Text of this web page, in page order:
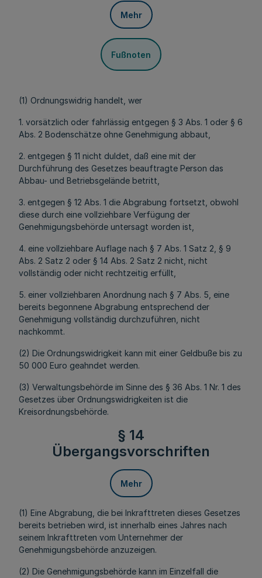
Mehr
Fußnoten
(1) Ordnungswidrig handelt, wer
1. vorsätzlich oder fahrlässig entgegen § 3 Abs. 1 oder § 6
Abs. 2 Bodenschätze ohne Genehmigung abbaut,
2. entgegen § 11 nicht duldet, daß eine mit der
Durchführung des Gesetzes beauftragte Person das
Abbau- und Betriebsgelände betritt,
3. entgegen § 12 Abs. 1 die Abgrabung fortsetzt, obwohl
diese durch eine vollziehbare Verfügung der
Genehmigungsbehörde untersagt worden ist,
4. eine vollziehbare Auflage nach § 7 Abs. 1 Satz 2, § 9
Abs. 2 Satz 2 oder § 14 Abs. 2 Satz 2 nicht, nicht
vollständig oder nicht rechtzeitig erfüllt,
5. einer vollziehbaren Anordnung nach § 7 Abs. 5, eine
bereits begonnene Abgrabung entsprechend der
Genehmigung vollständig durchzuführen, nicht
nachkommt.
(2) Die Ordnungswidrigkeit kann mit einer Geldbuße bis zu
50 000 Euro geahndet werden.
(3) Verwaltungsbehörde im Sinne des § 36 Abs. 1 Nr. 1 des
Gesetzes über Ordnungswidrigkeiten ist die
Kreisordnungsbehörde.
§ 14
Übergangsvorschriften
Mehr
(1) Eine Abgrabung, die bei Inkrafttreten dieses Gesetzes
bereits betrieben wird, ist innerhalb eines Jahres nach
seinem Inkrafttreten vom Unternehmer der
Genehmigungsbehörde anzuzeigen.
(2) Die Genehmigungsbehörde kann im Einzelfall die